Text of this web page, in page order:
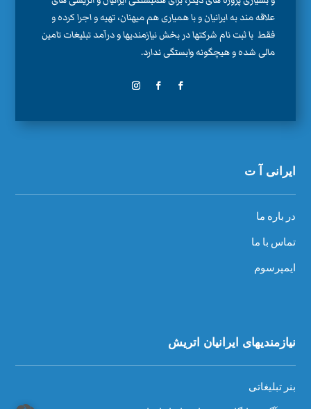
علاقه مند به ایرانیان و با همیاری هم میهنان، تهیه و اجرا کرده و
فقط با ثبت نام شرکتها در بخش نیازمندیها و درآمد تبلیغات تامین
مالی شده و هیچگونه وابستگی ندارد.
ایرانی آ ت
در باره ما
تماس با ما
ایمپرسوم
نیازمندیهای ایرانیان اتریش
بنر تبلیغاتی